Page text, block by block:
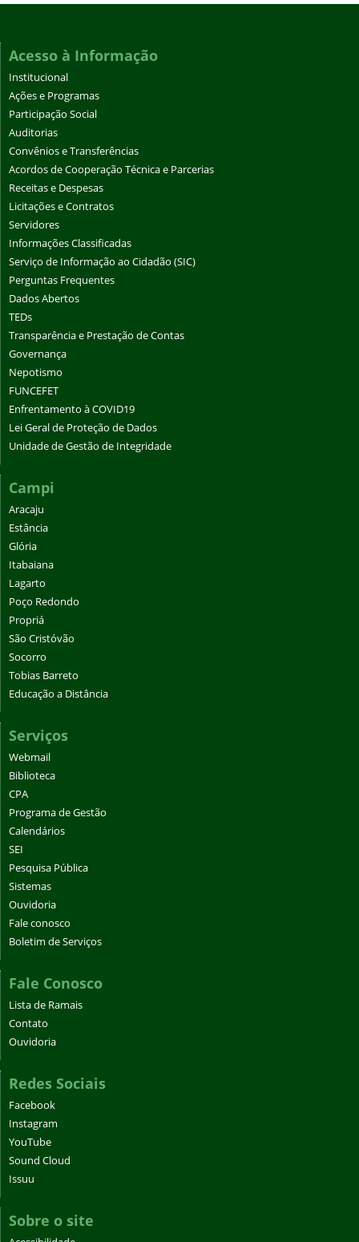
Acesso à Informação
Institucional
Ações e Programas
Participação Social
Auditorias
Convênios e Transferências
Acordos de Cooperação Técnica e Parcerias
Receitas e Despesas
Licitações e Contratos
Servidores
Informações Classificadas
Serviço de Informação ao Cidadão (SIC)
Perguntas Frequentes
Dados Abertos
TEDs
Transparência e Prestação de Contas
Governança
Nepotismo
FUNCEFET
Enfrentamento à COVID19
Lei Geral de Proteção de Dados
Unidade de Gestão de Integridade
Campi
Aracaju
Estância
Glória
Itabaiana
Lagarto
Poço Redondo
Propriá
São Cristóvão
Socorro
Tobias Barreto
Educação a Distância
Serviços
Webmail
Biblioteca
CPA
Programa de Gestão
Calendários
SEI
Pesquisa Pública
Sistemas
Ouvidoria
Fale conosco
Boletim de Serviços
Fale Conosco
Lista de Ramais
Contato
Ouvidoria
Redes Sociais
Facebook
Instagram
YouTube
Sound Cloud
Issuu
Sobre o site